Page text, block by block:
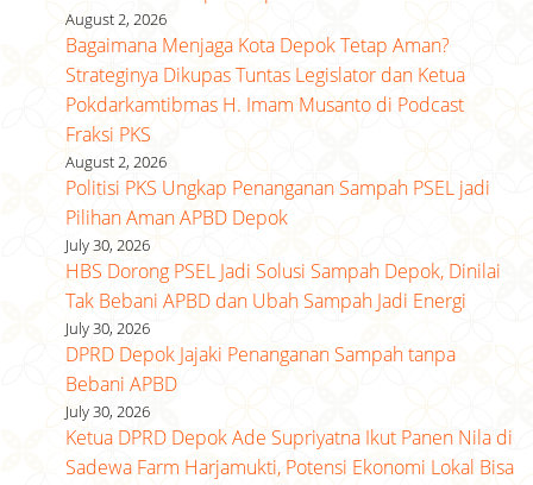
August 2, 2026
Bagaimana Menjaga Kota Depok Tetap Aman?
Strateginya Dikupas Tuntas Legislator dan Ketua
Pokdarkamtibmas H. Imam Musanto di Podcast
Fraksi PKS
August 2, 2026
Politisi PKS Ungkap Penanganan Sampah PSEL jadi
Pilihan Aman APBD Depok
July 30, 2026
HBS Dorong PSEL Jadi Solusi Sampah Depok, Dinilai
Tak Bebani APBD dan Ubah Sampah Jadi Energi
July 30, 2026
DPRD Depok Jajaki Penanganan Sampah tanpa
Bebani APBD
July 30, 2026
Ketua DPRD Depok Ade Supriyatna Ikut Panen Nila di
Sadewa Farm Harjamukti, Potensi Ekonomi Lokal Bisa